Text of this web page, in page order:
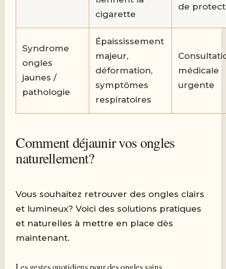
cigarette
de
Syndrome
ongles
jaunes /
pathologie
Épaississement
majeur,
déformation,
symptômes
respiratoires
médicale
urgente
Comment déjaunir vos ongles
naturellement?
Vous souhaitez retrouver des ongles clairs
et lumineux? Voici des solutions pratiques
et naturelles à mettre en place dès
maintenant.
Les gestes quotidiens pour des ongles sains